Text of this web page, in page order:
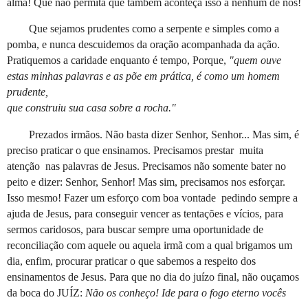
Que sejamos prudentes como a serpente e simples como a
pomba, e nunca descuidemos da oração acompanhada da ação.
Pratiquemos a caridade enquanto é tempo, Porque, "quem ouve
estas minhas palavras e as põe em prática, é como um homem
prudente,
que construiu sua casa sobre a rocha."
Prezados irmãos. Não basta dizer Senhor, Senhor... Mas sim, é
preciso praticar o que ensinamos. Precisamos prestar muita
atenção nas palavras de Jesus. Precisamos não somente bater no
peito e dizer: Senhor, Senhor! Mas sim, precisamos nos esforçar.
Isso mesmo! Fazer um esforço com boa vontade pedindo sempre a
ajuda de Jesus, para conseguir vencer as tentações e vícios, para
sermos caridosos, para buscar sempre uma oportunidade de
reconciliação com aquele ou aquela irmã com a qual brigamos um
dia, enfim, procurar praticar o que sabemos a respeito dos
ensinamentos de Jesus. Para que no dia do juízo final, não ouçamos
da boca do JUÍZ: Não os conheço! Ide para o fogo eterno vocês